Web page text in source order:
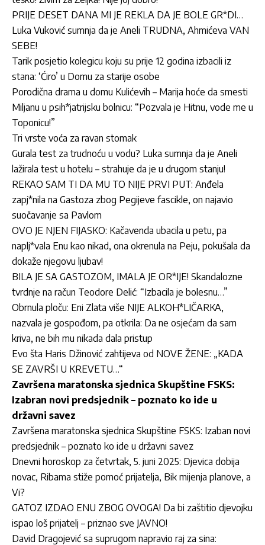
PRIJE DESET DANA MI JE REKLA DA JE BOLE GR*DI…
Luka Vuković sumnja da je Aneli TRUDNA, Ahmićeva VAN
SEBE!
Tarik posjetio kolegicu koju su prije 12 godina izbacili iz
stana: ‘Ćiro’ u Domu za starije osobe
Porodična drama u domu Kulićevih – Marija hoće da smesti
Miljanu u psih*jatrijsku bolnicu: “Pozvala je Hitnu, vode me u
Toponicu!”
Tri vrste voća za ravan stomak
Gurala test za trudnoću u vodu? Luka sumnja da je Aneli
lažirala test u hotelu – strahuje da je u drugom stanju!
REKAO SAM TI DA MU TO NIJE PRVI PUT: Anđela
zapj*nila na Gastoza zbog Pegijeve fascikle, on najavio
suočavanje sa Pavlom
OVO JE NJEN FIJASKO: Kačavenda ubacila u petu, pa
naplj*vala Enu kao nikad, ona okrenula na Peju, pokušala da
dokaže njegovu ljubav!
BILA JE SA GASTOZOM, IMALA JE OR*IJE! Skandalozne
tvrdnje na račun Teodore Delić: “Izbacila je bolesnu…”
Obrnula ploču: Eni Zlata više NIJE ALKOH*LIČARKA,
nazvala je gospođom, pa otkrila: Da ne osjećam da sam
kriva, ne bih mu nikada dala pristup
Evo šta Haris Džinović zahtijeva od NOVE ŽENE: „KADA
SE ZAVRŠI U KREVETU…“
Završena maratonska sjednica Skupštine FSKS:
Izabran novi predsjednik – poznato ko ide u
državni savez
Završena maratonska sjednica Skupštine FSKS: Izaban novi
predsjednik – poznato ko ide u državni savez
Dnevni horoskop za četvrtak, 5. juni 2025: Djevica dobija
novac, Ribama stiže pomoć prijatelja, Bik mijenja planove, a
Vi?
GATOZ IZDAO ENU ZBOG OVOGA! Da bi zaštitio djevojku
ispao loš prijatelj – priznao sve JAVNO!
David Dragojević sa suprugom napravio raj za sina: